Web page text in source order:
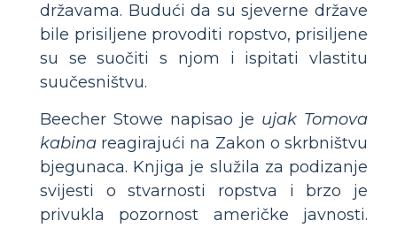
državama. Budući da su sjeverne države
bile prisiljene provoditi ropstvo, prisiljene
su se suočiti s njom i ispitati vlastitu
suučesništvu.
Beecher Stowe napisao je ujak Tomova
kabina reagirajući na Zakon o skrbništvu
bjegunaca. Knjiga je služila za podizanje
svijesti o stvarnosti ropstva i brzo je
privukla pozornost američke javnosti.